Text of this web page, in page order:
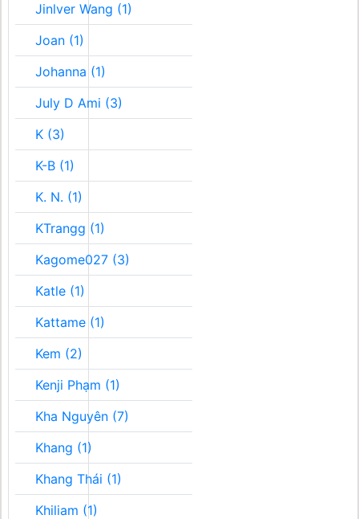
Jinlver Wang (1)
Joan (1)
Johanna (1)
July D Ami (3)
K (3)
K-B (1)
K. N. (1)
KTrangg (1)
Kagome027 (3)
Katle (1)
Kattame (1)
Kem (2)
Kenji Phạm (1)
Kha Nguyên (7)
Khang (1)
Khang Thái (1)
Khiliam (1)